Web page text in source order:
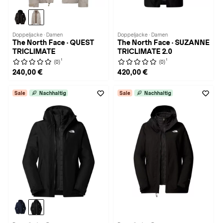
Doppeljacke · Damen
The North Face · QUEST
TRICLIMATE
(0) 1
240,00 €
Doppeljacke · Damen
The North Face · SUZANNE
TRICLIMATE 2.0
(0) 1
420,00 €
Sale Nachhaltig Sale Nachhaltig